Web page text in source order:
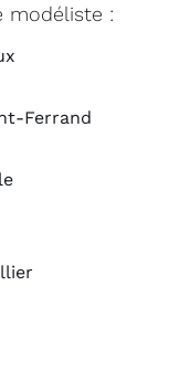
modéliste :
Ferrand